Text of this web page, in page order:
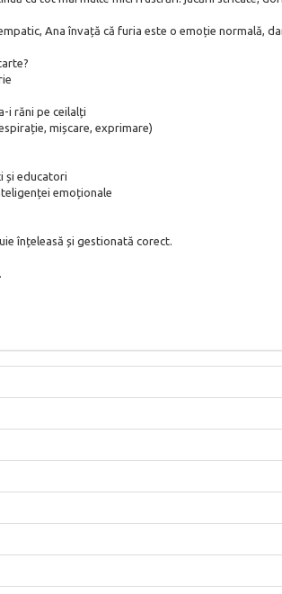
Ana învață că furia este o emoție normală,
i răni pe ceilalți
mișcare, exprimare)
și educatori
emoționale
înțeleasă și gestionată corect.